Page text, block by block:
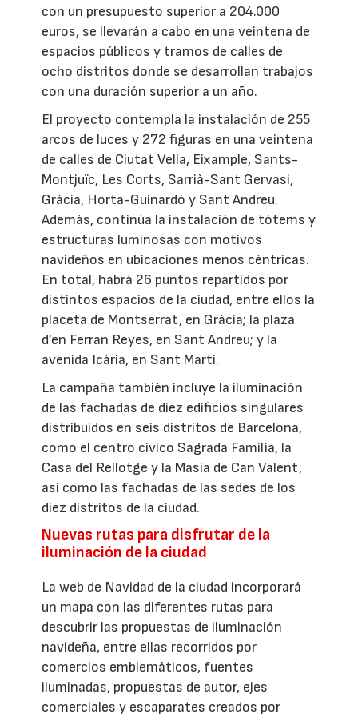
con un presupuesto superior a 204.000
euros, se llevarán a cabo en una veintena de
espacios públicos y tramos de calles de
ocho distritos donde se desarrollan trabajos
con una duración superior a un año.
El proyecto contempla la instalación de 255
arcos de luces y 272 figuras en una veintena
de calles de Ciutat Vella, Eixample, Sants-
Montjuïc, Les Corts, Sarrià-Sant Gervasi,
Gràcia, Horta-Guinardó y Sant Andreu.
Además, continúa la instalación de tótems y
estructuras luminosas con motivos
navideños en ubicaciones menos céntricas.
En total, habrá 26 puntos repartidos por
distintos espacios de la ciudad, entre ellos la
placeta de Montserrat, en Gràcia; la plaza
d’en Ferran Reyes, en Sant Andreu; y la
avenida Icària, en Sant Martí.
La campaña también incluye la iluminación
de las fachadas de diez edificios singulares
distribuidos en seis distritos de Barcelona,
como el centro cívico Sagrada Família, la
Casa del Rellotge y la Masia de Can Valent,
así como las fachadas de las sedes de los
diez distritos de la ciudad.
Nuevas rutas para disfrutar de la
iluminación de la ciudad
La web de Navidad de la ciudad incorporará
un mapa con las diferentes rutas para
descubrir las propuestas de iluminación
navideña, entre ellas recorridos por
comercios emblemáticos, fuentes
iluminadas, propuestas de autor, ejes
comerciales y escaparates creados por